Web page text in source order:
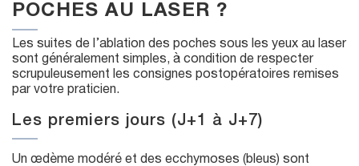
POCHES AU LASER ?
Les suites de l’ablation des poches sous les yeux au laser
sont généralement simples, à condition de respecter
scrupuleusement les consignes postopératoires remises
par votre praticien.
Les premiers jours (J+1 à J+7)
Un œdème modéré et des ecchymoses (bleus) sont